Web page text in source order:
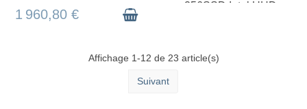
DynAMOLE
1 960,80 €
256SSD Intel UHD
Affichage 1-12 de 23 article(s)
Suivant